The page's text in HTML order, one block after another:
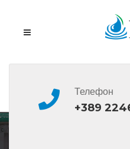
Телефон
+389